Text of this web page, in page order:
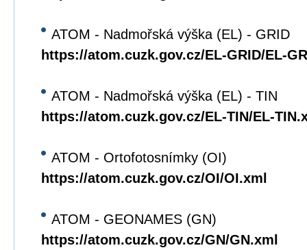
ATOM - Nadmořská výška (EL) - GRID
https://atom.cuzk.gov.cz/EL-GRID/EL-
ATOM - Nadmořská výška (EL) - TIN
https://atom.cuzk.gov.cz/EL-TIN/EL-
ATOM - Ortofotosnímky (OI)
https://atom.cuzk.gov.cz/OI/OI.xml
ATOM - GEONAMES (GN)
https://atom.cuzk.gov.cz/GN/GN.xml